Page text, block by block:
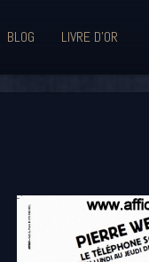
BLOG LIVRE D'OR